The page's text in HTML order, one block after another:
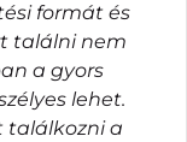
formát és
találni nem
a gyors
lehet.
találkozni a